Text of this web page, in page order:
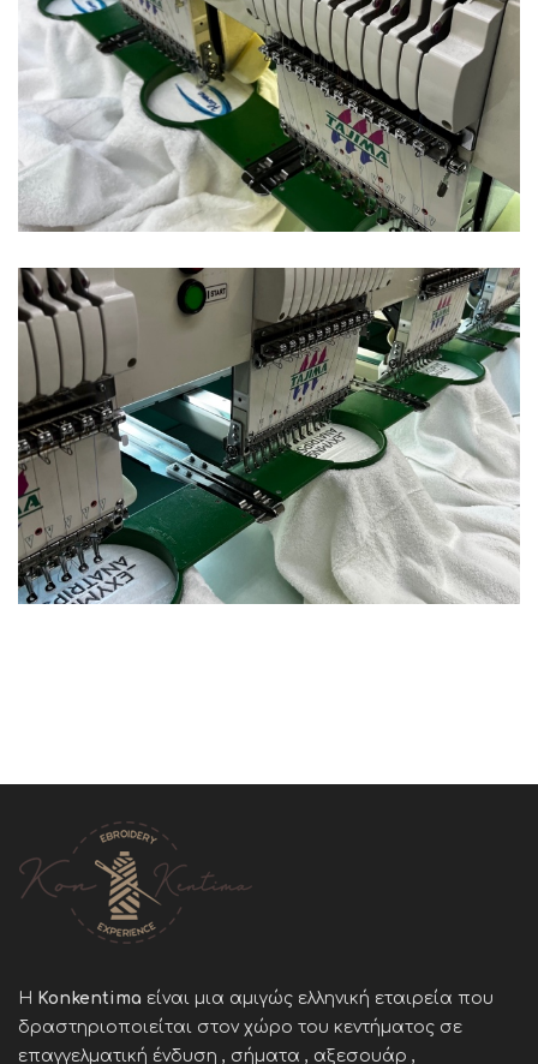
Ξενοδοχεία Πετσέτες
Ξενοδοχεία Πετσέτες
Η Konkentima είναι μια αμιγώς ελληνική εταιρεία που
δραστηριοποιείται στον χώρο του κεντήματος σε
επαγγελματική ένδυση , σήματα , αξεσουάρ ,